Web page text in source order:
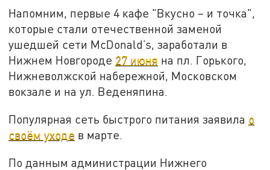
Напомним, первые 4 кафе "Вкусно – и точка",
которые стали отечественной заменой
ушедшей сети McDonald’s, заработали в
Нижнем Новгороде 27 июня на пл. Горького,
Нижневолжской набережной, Московском
вокзале и на ул. Веденяпина.
Популярная сеть быстрого питания заявила о
своём уходе в марте.
По данным администрации Нижнего